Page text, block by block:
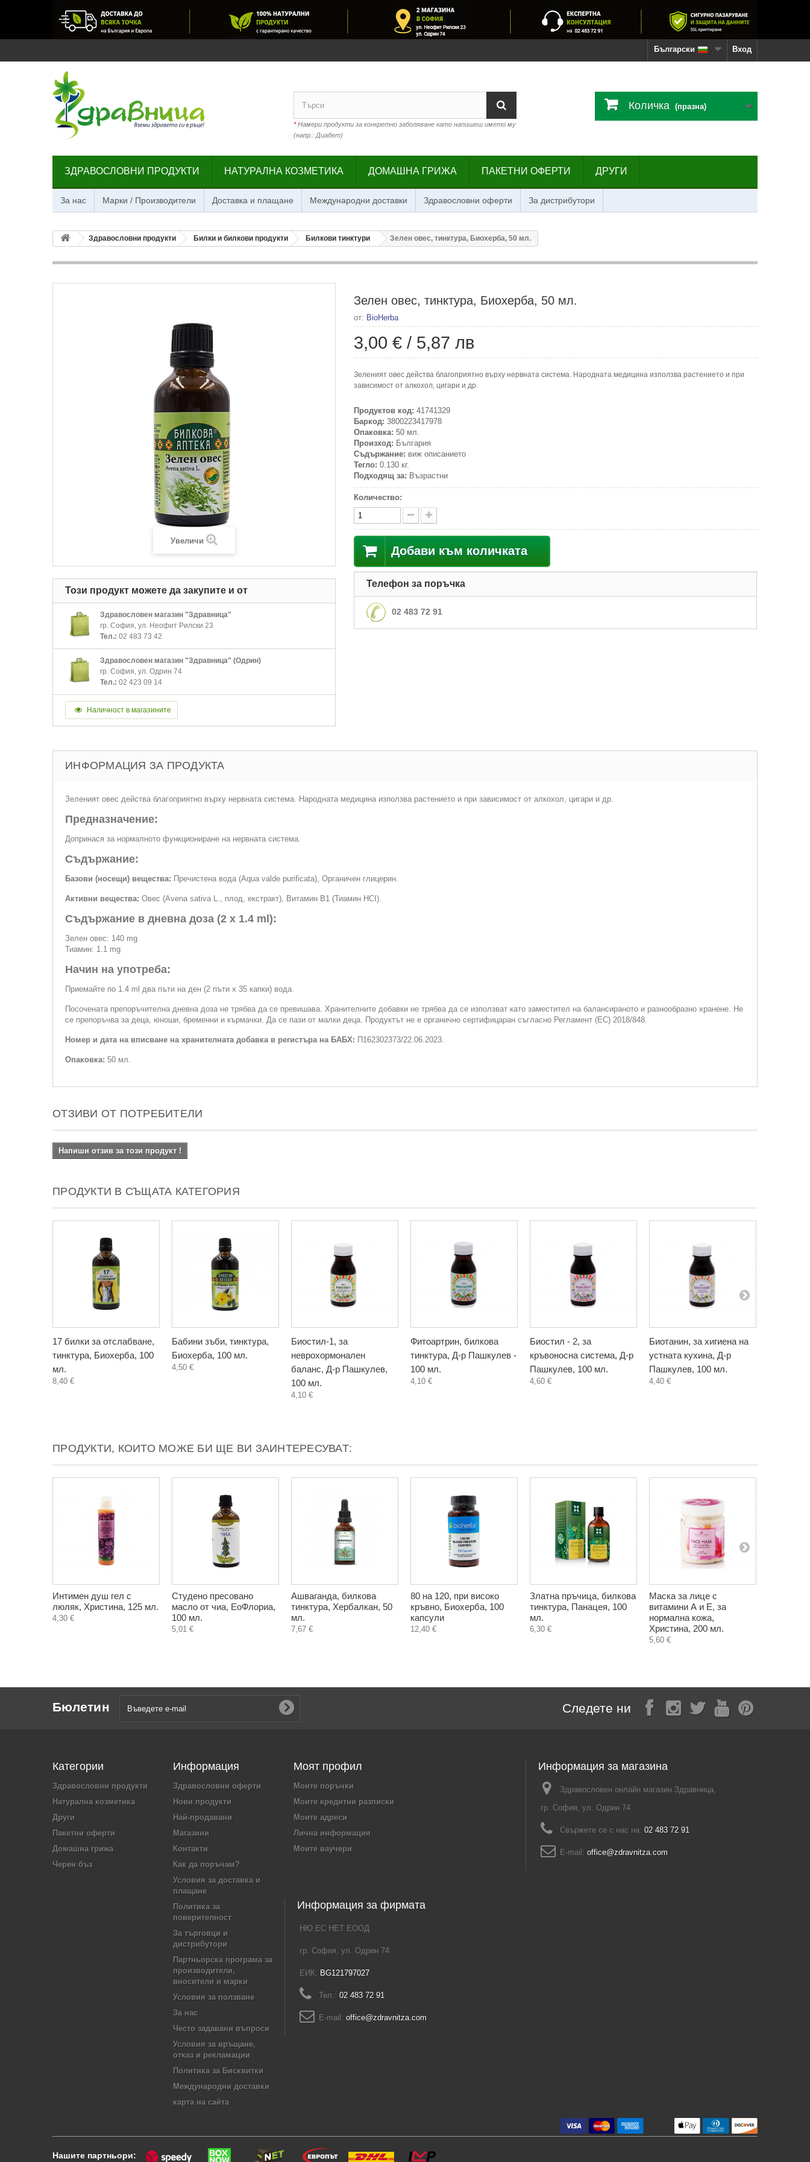
Вход
Български
*Намери продукти за конкретно заболяване като напишеш името му
(напр.: Диабет)
Количка (празна)
ЗДРАВОСЛОВНИ ПРОДУКТИ НАТУРАЛНА КОЗМЕТИКА ДОМАШНА ГРИЖА ПАКЕТНИ ОФЕРТИ ДРУГИ
За нас Марки / Производители Доставка и плащане Международни доставки Здравословни оферти За дистрибутори
Здравословни продукти Билки и билкови продукти Билкови тинктури Зелен овес, тинктура, Биохерба, 50 мл.
Увеличи
Този продукт можете да закупите и от
Здравословен магазин "Здравница"
гр. София, ул. Неофит Рилски 23
Тел.: 02 483 73 42
Здравословен магазин "Здравница" (Одрин)
гр. София, ул. Одрин 74
Тел.: 02 423 09 14
Наличност в магазините
Зелен овес, тинктура, Биохерба, 50 мл.
от: BioHerba
3,00 € / 5,87 лв
Зеленият овес действа благоприятно върху нервната система. Народната медицина използва растението и при
зависимост от алкохол, цигари и др.
Продуктов код: 41741329
Баркод: 3800223417978
Опаковка: 50 мл.
Произход: България
Съдържание: виж описанието
Тегло: 0.130 кг.
Подходящ за: Възрастни
Количество:
Добави към количката
Телефон за поръчка
02 483 72 91
ИНФОРМАЦИЯ ЗА ПРОДУКТА
Зеленият овес действа благоприятно върху нервната система. Народната медицина използва растението и при зависимост от алкохол, цигари и др.
Предназначение:
Допринася за нормалното функциониране на нервната система.
Съдържание:
Базови (носещи) вещества: Пречистена вода (Aqua valde purificata), Органичен глицерин.
Активни вещества: Овес (Avena sativa L., плод, екстракт), Витамин В1 (Тиамин HCI).
Съдържание в дневна доза (2 x 1.4 ml):
Зелен овес: 140 mg
Тиамин: 1.1 mg
Начин на употреба:
Приемайте по 1.4 ml два пъти на ден (2 пъти х 35 капки) вода.
Посочената препоръчителна дневна доза не трябва да се превишава. Хранителните добавки не трябва да се използват като заместител на балансираното и разнообразно хранене. Не
се препоръчва за деца, юноши, бременни и кърмачки. Да се пази от малки деца. Продуктът не е органично сертифицаран съгласно Регламент (ЕС) 2018/848.
Номер и дата на вписване на хранителната добавка в регистъра на БАБХ: П162302373/22.06.2023.
Опаковка: 50 мл.
ОТЗИВИ ОТ ПОТРЕБИТЕЛИ
Напиши отзив за този продукт !
ПРОДУКТИ В СЪЩАТА КАТЕГОРИЯ
17 билки за отслабване,
тинктура, Биохерба, 100
мл.
8,40 €
Бабини зъби, тинктура,
Биохерба, 100 мл.
4,50 €
Биостил-1, за
неврохормонален
баланс, Д-р Пашкулев,
100 мл.
4,10 €
Фитоартрин, билкова
тинктура, Д-р Пашкулев -
100 мл.
4,10 €
Биостил - 2, за
кръвоносна система, Д-р
Пашкулев, 100 мл.
4,60 €
Биотанин, за хигиена на
устната кухина, Д-р
Пашкулев, 100 мл.
4,40 €
ПРОДУКТИ, КОИТО МОЖЕ БИ ЩЕ ВИ ЗАИНТЕРЕСУВАТ:
Интимен душ гел с
люляк, Христина, 125 мл.
4,30 €
Студено пресовано
масло от чиа, ЕоФлориа,
100 мл.
5,01 €
Ашваганда, билкова
тинктура, Хербалкан, 50
мл.
7,67 €
80 на 120, при високо
кръвно, Биохерба, 100
капсули
12,40 €
Златна пръчица, билкова
тинктура, Панацея, 100
мл.
6,30 €
Маска за лице с
витамини А и Е, за
нормална кожа,
Христина, 200 мл.
5,60 €
Бюлетин Следете ни
Категории
Здравословни продукти
Натурална козметика
Други
Пакетни оферти
Домашна грижа
Черен бъз
Информация
Здравословни оферти
Нови продукти
Най-продавани
Магазини
Контакти
Как да поръчам?
Условия за доставка и
плащане
Политика за
поверителност
За търговци и
дистрибутори
Партньорска програма за
производители,
вносители и марки
Условия за ползване
За нас
Често задавани въпроси
Условия за връщане,
отказ и рекламации
Политика за Бисквитки
Международни доставки
карта на сайта
Моят профил
Моите поръчки
Моите кредитни разписки
Моите адреси
Лична информация
Моите ваучери
Информация за магазина
Здравословен онлайн магазин Здравница,
гр. София, ул. Одрин 74
Свържете се с нас на: 02 483 72 91
E-mail: office@zdravnitza.com
Информация за фирмата
НЮ ЕС НЕТ ЕООД
гр. София, ул. Одрин 74
ЕИК: BG121797027
Тел.: 02 483 72 91
E-mail: office@zdravnitza.com
Нашите партньори: